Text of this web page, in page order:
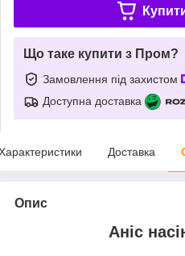
Що таке купити з Пром?
Замовлення під захистом
Доступна доставка
Доставка
Опис
Аніс